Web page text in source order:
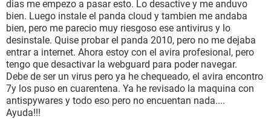
dias me empezo a pasar esto. Lo desactive y me anduvo
bien. Luego instale el panda cloud y tambien me andaba
bien, pero me parecio muy riesgoso ese antivirus y lo
desinstale. Quise probar el panda 2010, pero no me dejaba
entrar a internet. Ahora estoy con el avira profesional, pero
tengo que desactivar la webguard para poder navegar.
Debe de ser un virus pero ya he chequeado, el avira encontro
7y los puso en cuarentena. Ya he revisado la maquina con
antispywares y todo eso pero no encuentan nada....
Ayuda!!!